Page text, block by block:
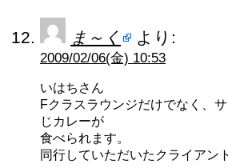
ま～く より:
2009/02/06(金) 10:53
いはちさん
Fクラスラウンジだけでなく、
じカレーが
食べられます。
同行していただいたクライアン